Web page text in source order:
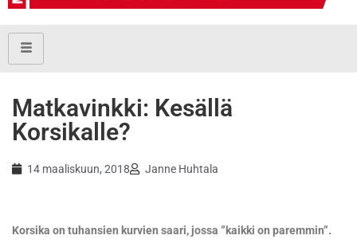
Matkavinkki: Kesällä
Korsikalle?
14 maaliskuun, 2018 Janne Huhtala
Korsika on tuhansien kurvien saari, jossa ”kaikki on paremmin”.